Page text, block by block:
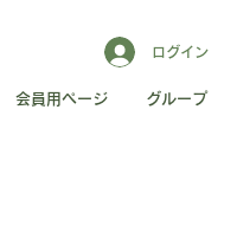
ログイン
会員用ページ グループ